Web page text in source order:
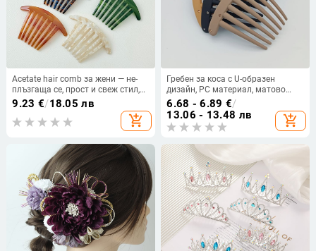
Acetate hair comb за жени — не-
плъзгаща се, прост и свеж стил,
IB24, възможно персонализиране
(Материал: оцетна киселина;
Стил: прост, унисекс; Техника:
Персонализиране: Да; Код: IB24)
9.23 €/18.05 лв
add_shopping_cart
Гребен за коса с U-образен
дизайн, PC материал, матово
покритие, антихлъзгащ, корейски
стил
6.68 - 6.89 €/
13.06 - 13.48 лв
add_shopping_cart